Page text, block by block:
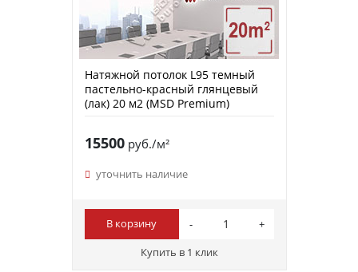
Натяжной потолок L95 темный
пастельно-красный глянцевый
(лак) 20 м2 (MSD Premium)
15500руб./м²
уточнить наличие
В корзину
Купить в 1 клик